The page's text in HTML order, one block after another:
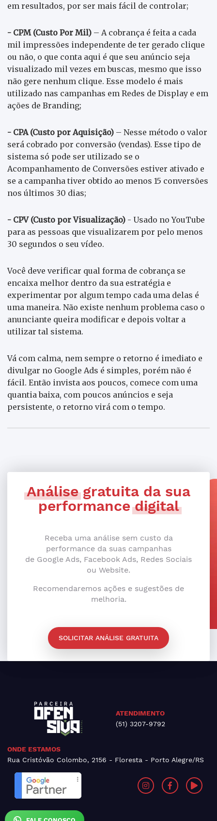
em resultados, por ser mais fácil de controlar;
- CPM (Custo Por Mil) – A cobrança é feita a cada
mil impressões independente de ter gerado clique
ou não, o que conta aqui é que seu anúncio seja
visualizado mil vezes em buscas, mesmo que isso
não gere nenhum clique. Esse modelo é mais
utilizado nas campanhas em Redes de Display e em
ações de Branding;
- CPA (Custo por Aquisição) – Nesse método o valor
será cobrado por conversão (vendas). Esse tipo de
sistema só pode ser utilizado se o
Acompanhamento de Conversões estiver ativado e
se a campanha tiver obtido ao menos 15 conversões
nos últimos 30 dias;
- CPV (Custo por Visualização) - Usado no YouTube
para as pessoas que visualizarem por pelo menos
30 segundos o seu vídeo.
Você deve verificar qual forma de cobrança se
encaixa melhor dentro da sua estratégia e
experimentar por algum tempo cada uma delas é
uma maneira. Não existe nenhum problema caso o
anunciante queira modificar e depois voltar a
utilizar tal sistema.
Vá com calma, nem sempre o retorno é imediato e
divulgar no Google Ads é simples, porém não é
fácil. Então invista aos poucos, comece com uma
quantia baixa, com poucos anúncios e seja
persistente, o retorno virá com o tempo.
Análisegratuita da sua
performancedigital
Receba uma análise sem custo da
performance da suas campanhas
de Google Ads, Facebook Ads, Redes Sociais
ou Website.
Recomendaremos ações e sugestões de
melhoria.
SOLICITAR ANÁLISE GRATUITA
ATENDIMENTO
(51) 3207-9792
ONDE ESTAMOS
Rua Cristóvão Colombo, 2156 - Floresta - Porto Alegre/RS